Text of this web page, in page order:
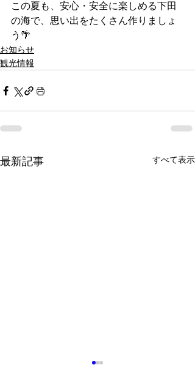
この夏も、安心・安全に楽しめる下田
の海で、思い出をたくさん作りましょ
う🌴
お知らせ
観光情報
最新記事 すべて表示